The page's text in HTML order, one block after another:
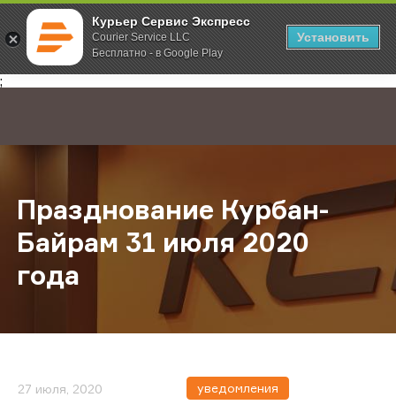
Курьер Сервис Экспресс
Courier Service LLC
Бесплатно - в Google Play
Установить
;
Главная О компании Новости Празднование Курбан-Байрам 31
Празднование Курбан-
Байрам 31 июля 2020
года
27 июля, 2020 уведомления